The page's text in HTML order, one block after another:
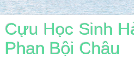
Cựu Học Sinh
Phan Bội Châu